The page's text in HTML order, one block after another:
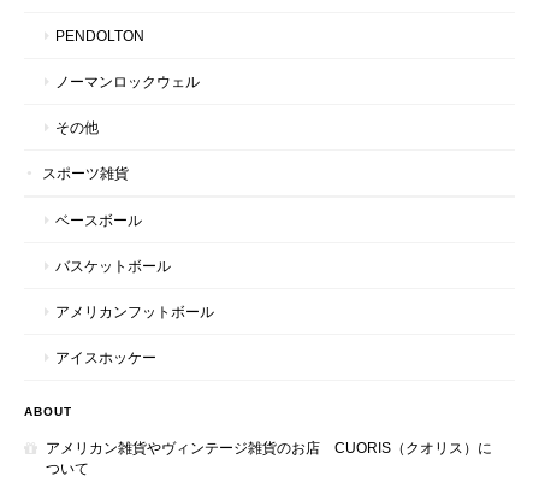
PENDOLTON
ノーマンロックウェル
その他
スポーツ雑貨
ベースボール
バスケットボール
アメリカンフットボール
アイスホッケー
ABOUT
アメリカン雑貨やヴィンテージ雑貨のお店 CUORIS（クオリス）に
ついて